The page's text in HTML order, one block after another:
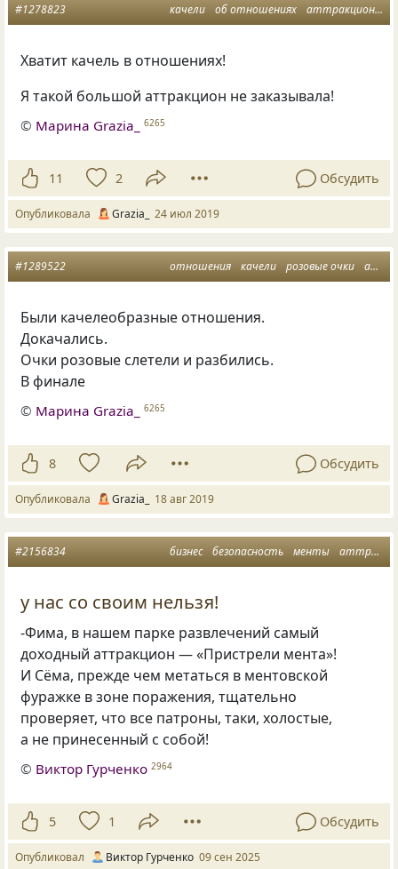
качели об отношениях аттракцион
#1278823
Хватит качель в отношениях!
Я такой большой аттракцион не заказывала!
© Марина Grazia_ 6265
11 2 Обсудить
Опубликовала Grazia_ 24 июл 2019
отношения качели розовые очки аттракцион
#1289522
Были качелеобразные отношения.
Докачались.
Очки розовые слетели и разбились.
В финале
© Марина Grazia_ 6265
8 Обсудить
Опубликовала Grazia_ 18 авг 2019
бизнес безопасность менты аттракцион
#2156834
у нас со своим нельзя!
-Фима, в нашем парке развлечений самый
доходный аттракцион — «Пристрели мента»!
И Сёма, прежде чем метаться в ментовской
фуражке в зоне поражения, тщательно
проверяет, что все патроны, таки, холостые,
а не принесенный с собой!
© Виктор Гурченко 2964
5 1 Обсудить
Опубликовал Виктор Гурченко 09 сен 2025